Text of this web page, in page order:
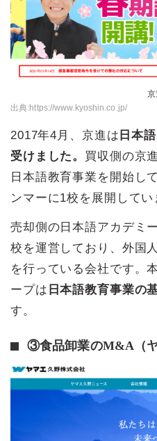
京
出典:https://www.kyoshin.co.jp/
2017年4月、京進は 日本
受けました。 買収側の京
日本語教育事業を開始し
ンマーに1校を展開してい
売却側の日本語アカデミ
校を運営しており、外国
を行っている会社です。
ープは 日本語教育事業の
す。
③食品卸業のM&A（ヤ